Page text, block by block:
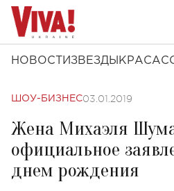
НОВОСТИ ЗВЕЗДЫ КРАСА
ШОУ-БИЗНЕС03.01.2019
Жена Михаэля
официальное
днем рождения